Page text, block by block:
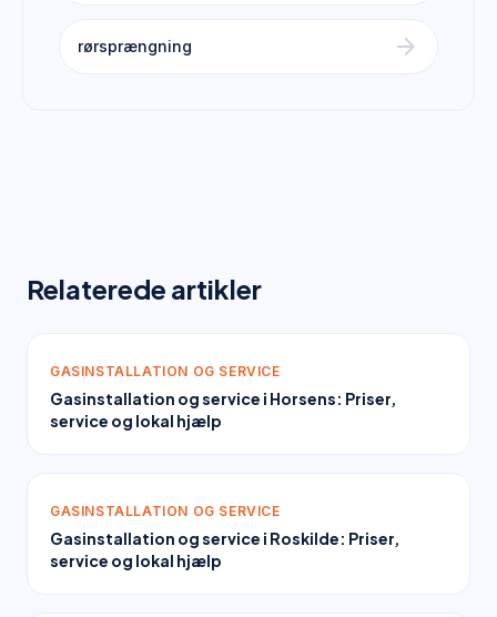
rørsprængning arrow_forward
Relaterede artikler
GASINSTALLATION OG SERVICE
Gasinstallation og service i Horsens: Priser,
service og lokal hjælp
GASINSTALLATION OG SERVICE
Gasinstallation og service i Roskilde: Priser,
service og lokal hjælp